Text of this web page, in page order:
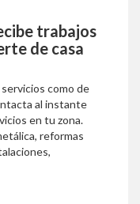
trabajos
de casa
como de
al instante
en tu zona.
reformas